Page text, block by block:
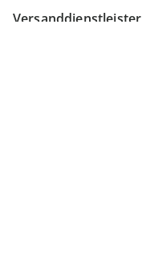
Versanddienstleister